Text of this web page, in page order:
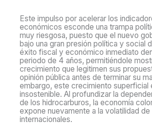
Este impulso por acelerar los
económicos esconde una trampa
muy riesgosa, puesto que el nuevo
bajo una gran presión política y social
éxito fiscal y económico inmediato
periodo de 4 años, permitiéndole
crecimiento que legitimen sus
opinión pública antes de terminar su
embargo, este crecimiento superficial
insostenible. Al profundizar la
de los hidrocarburos, la economía
expone nuevamente a la volatilidad
internacionales.